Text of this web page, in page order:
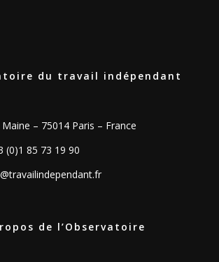
du travail indépendant
– 75014 Paris – France
(0)1 85 73 19 90
de l’Observatoire